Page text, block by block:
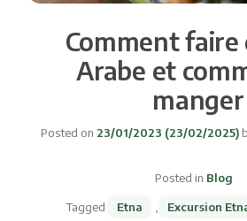
Comment faire
Arabe et
manger
Posted on 23/01/2023 (23/02/2025)
Posted in Blog
Tagged Etna Excursion